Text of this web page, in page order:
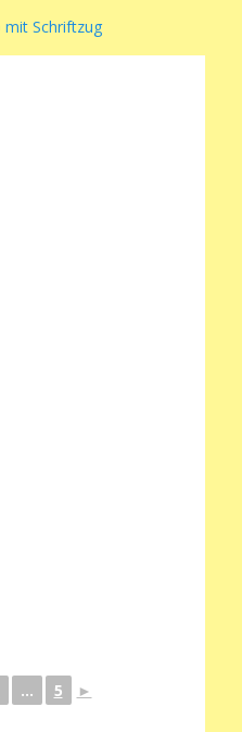
Soltauer Sportclub
... 5 ►